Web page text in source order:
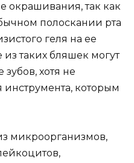
окрашивания, так как
полоскании рта
геля на ее
таких бляшек могут
хотя не
которым
микроорганизмов,